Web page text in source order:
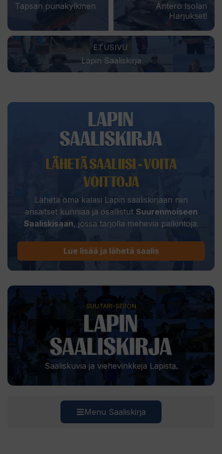
Tapsan punakylkinen
ETUSIVU
Lapin Saaliskirja
Antero Isolan
Harjukset!
LÄHETÄ SAALIISI - VOITA
VOITTOJA
Lähetä oma kalasi Lapin saaliskirjaan niin
ansaitset kunniaa ja osallistut Suurenmoiseen
Saaliskisaan, jossa tarjolla meheviä palkintoja.
Lue lisää ja lähetä saalis
SUUTARI-SEPON
Saaliskuvia ja viehevinkkejä Lapista.
Menu Saaliskirja